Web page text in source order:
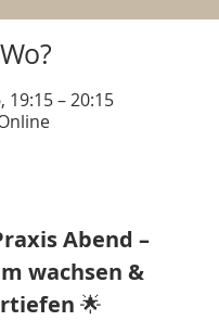
19:15 – 20:15
Abend –
wachsen &
🌟